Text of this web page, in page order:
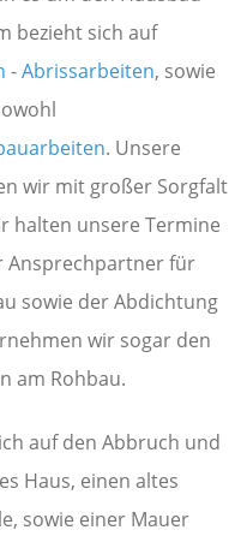
bezieht sich auf
-Abrissarbeiten, sowie
. Unsere
wir mit großer Sorgfalt
halten unsere Termine
Ansprechpartner für
sowie der Abdichtung
wir sogar den
am Rohbau.
auf den Abbruch und
Haus, einen altes
sowie einer Mauer